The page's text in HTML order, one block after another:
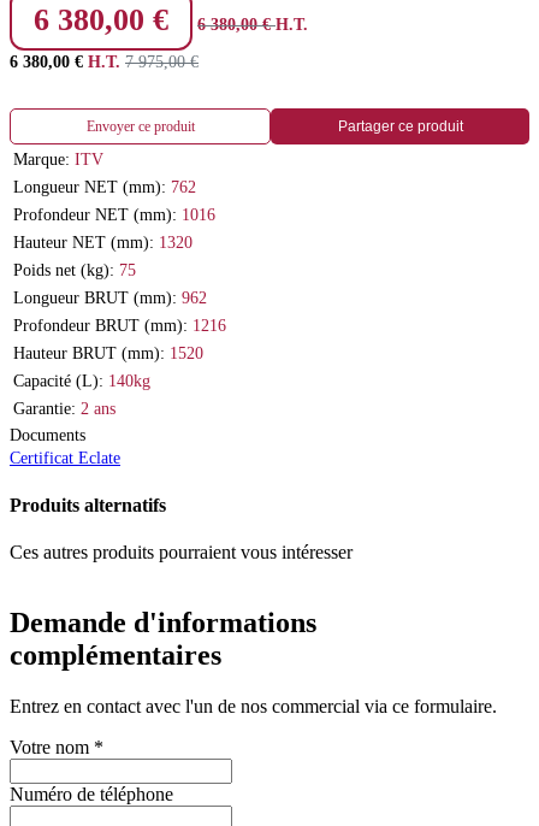
6 380,00 € 6 380,00€ H.T.
6 380,00 € H.T. 7 975,00€
Envoyer ce produit Partager ce produit
Marque: ITV
Longueur NET (mm): 762
Profondeur NET (mm): 1016
Hauteur NET (mm): 1320
Poids net (kg): 75
Longueur BRUT (mm): 962
Profondeur BRUT (mm): 1216
Hauteur BRUT (mm): 1520
Capacité (L): 140kg
Garantie: 2 ans
Documents
Certificat Eclate
Produits alternatifs
Ces autres produits pourraient vous intéresser
Demande d'informations
complémentaires
Entrez en contact avec l'un de nos commercial via ce formulaire.
Votre nom *
Numéro de téléphone